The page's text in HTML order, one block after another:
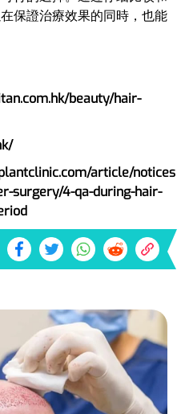
保證治療效果的同時，也能
beauty/hair-
article/notices
surgery/4-qa-during-hair-